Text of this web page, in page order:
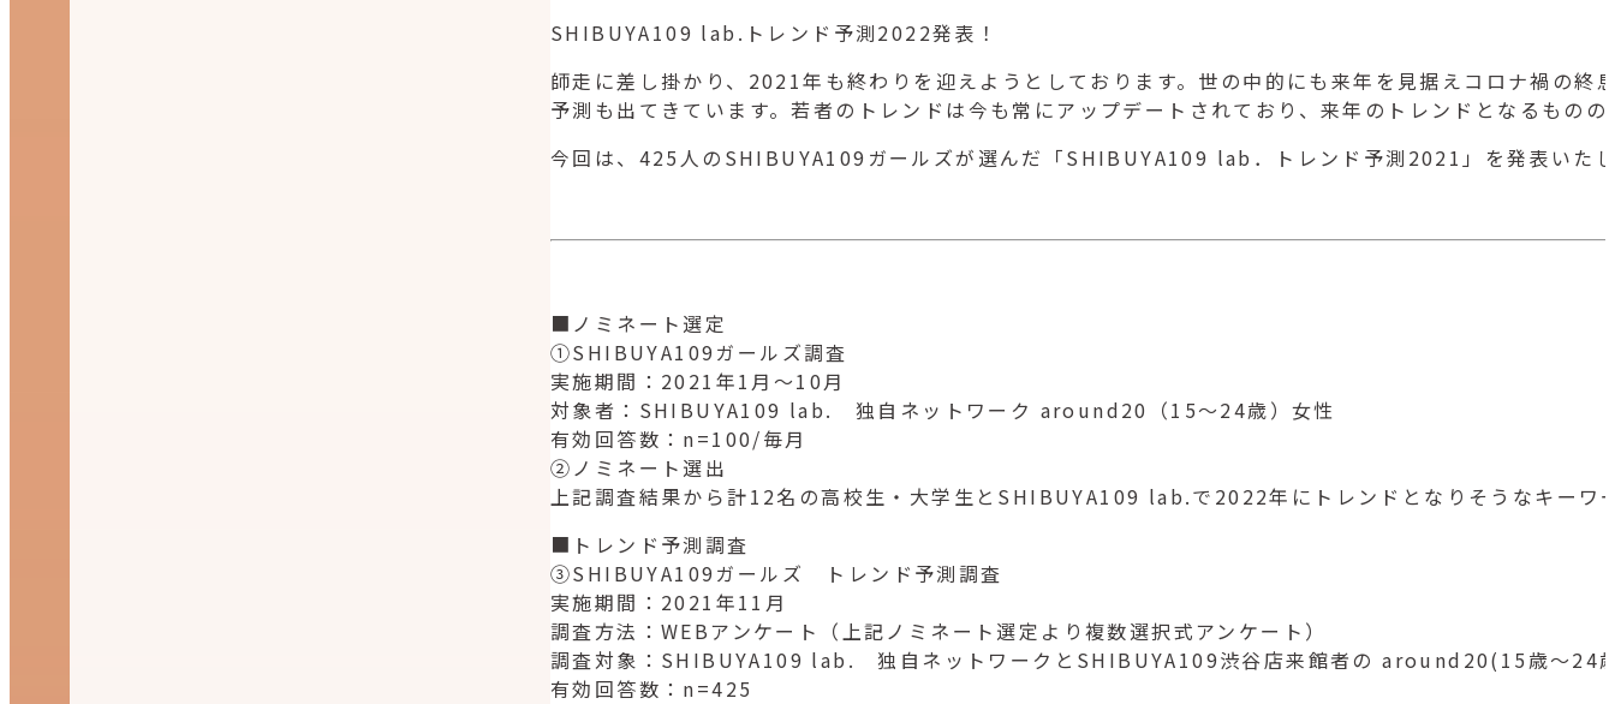
SHIBUYA109 lab.トレンド予測2022発表！
師走に差し掛かり、2021年も終わりを迎えようとしております。世の中的にも来年を見据えコロナ禍の終
予測も出てきています。若者のトレンドは今も常にアップデートされており、来年のトレンドとなるもの
今回は、425人のSHIBUYA109ガールズが選んだ「SHIBUYA109 lab．トレンド予測2021」を発表いた
■ノミネート選定
①SHIBUYA109ガールズ調査
実施期間：2021年1月～10月
対象者：SHIBUYA109 lab. 独自ネットワーク around20（15〜24歳）女性
有効回答数：n=100/毎月
②ノミネート選出
上記調査結果から計12名の高校生・大学生とSHIBUYA109 lab.で2022年にトレンドとなりそうなキーワ
■トレンド予測調査
③SHIBUYA109ガールズ トレンド予測調査
実施期間：2021年11月
調査方法：WEBアンケート（上記ノミネート選定より複数選択式アンケート）
調査対象：SHIBUYA109 lab. 独自ネットワークとSHIBUYA109渋谷店来館者の around20(15歳～24
有効回答数：n=425